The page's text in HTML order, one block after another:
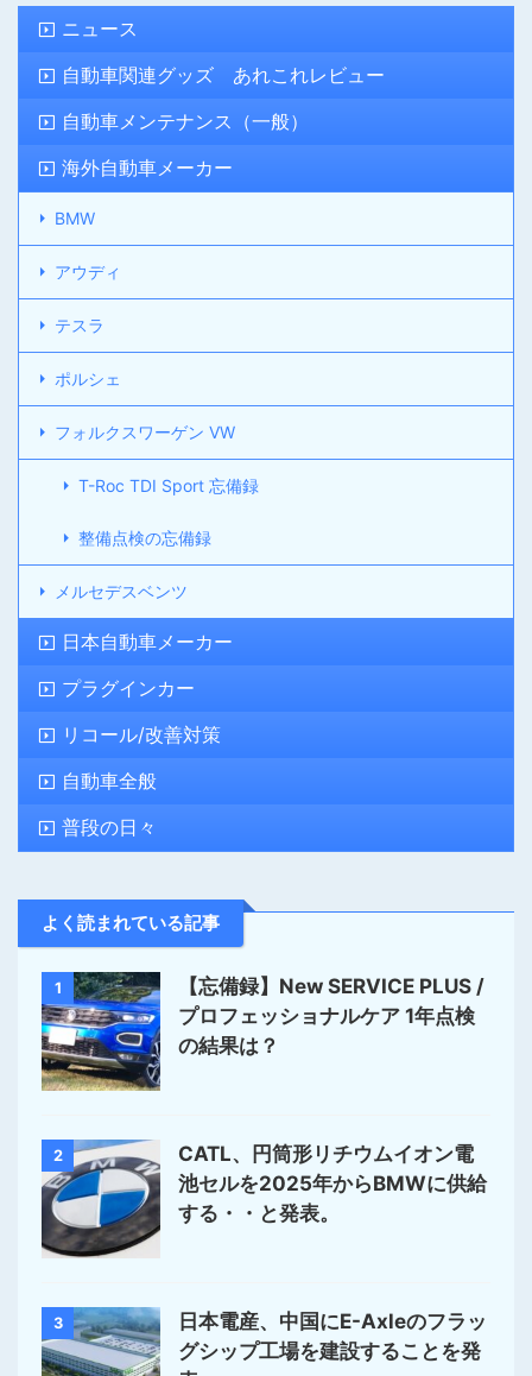
ニュース
自動車関連グッズ あれこれレビュー
自動車メンテナンス（一般）
海外自動車メーカー
BMW
アウディ
テスラ
ポルシェ
フォルクスワーゲン VW
T-Roc TDI Sport 忘備録
整備点検の忘備録
メルセデスベンツ
日本自動車メーカー
プラグインカー
リコール/改善対策
自動車全般
普段の日々
よく読まれている記事
1
【忘備録】New SERVICE PLUS /
プロフェッショナルケア 1年点検
の結果は？
2
CATL、円筒形リチウムイオン電
池セルを2025年からBMWに供給
する・・と発表。
3
日本電産、中国にE-Axleのフラッ
グシップ工場を建設することを発